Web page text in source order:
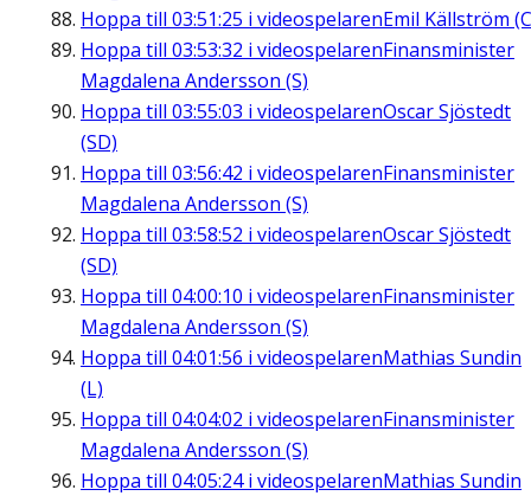
Hoppa till 03:51:25 i videospelarenEmil Källström
Hoppa till 03:53:32 i videospelarenFinansminister
Magdalena Andersson (S)
Hoppa till 03:55:03 i videospelarenOscar Sjöstedt
(SD)
Hoppa till 03:56:42 i videospelarenFinansminister
Magdalena Andersson (S)
Hoppa till 03:58:52 i videospelarenOscar Sjöstedt
(SD)
Hoppa till 04:00:10 i videospelarenFinansminister
Magdalena Andersson (S)
Hoppa till 04:01:56 i videospelarenMathias Sundin
(L)
Hoppa till 04:04:02 i videospelarenFinansminister
Magdalena Andersson (S)
Hoppa till 04:05:24i videospelarenMathias Sundin